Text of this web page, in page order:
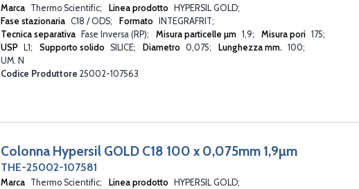
Marca Thermo Scientific Linea prodotto
HYPERSIL GOLD
Fase stazionaria C18 / ODS Formato
INTEGRAFRIT
Tecnica separativa
Fase Inversa (RP) Misura particelle µm 1,9 Misura pori 175
USP
L1 Supporto solido SILICE Diametro 0,075 Lunghezza mm. 100
UM. N
Codice Produttore 25002-107563
Colonna Hypersil GOLD C18 100 x 0,075mm 1,9µm
THE-25002-107581
Marca Thermo Scientific Linea prodotto
HYPERSIL GOLD